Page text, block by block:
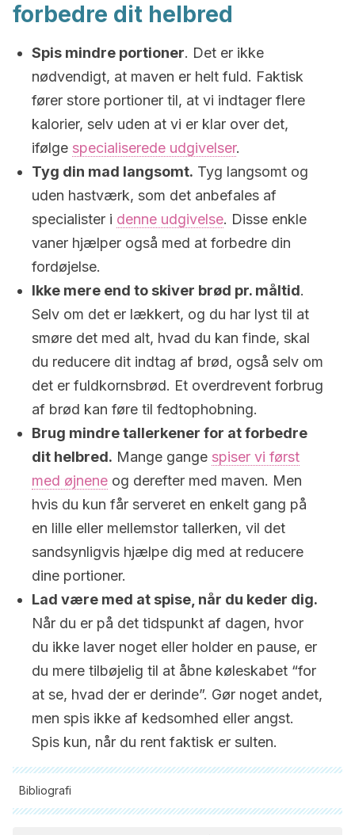
forbedre dit helbred
Spis mindre portioner. Det er ikke
nødvendigt, at maven er helt fuld. Faktisk
fører store portioner til, at vi indtager flere
kalorier, selv uden at vi er klar over det,
ifølge specialiserede udgivelser.
Tyg din mad langsomt. Tyg langsomt og
uden hastværk, som det anbefales af
specialister i denne udgivelse. Disse enkle
vaner hjælper også med at forbedre din
fordøjelse.
Ikke mere end to skiver brød pr. måltid.
Selv om det er lækkert, og du har lyst til at
smøre det med alt, hvad du kan finde, skal
du reducere dit indtag af brød, også selv om
det er fuldkornsbrød. Et overdrevent forbrug
af brød kan føre til fedtophobning.
Brug mindre tallerkener for at forbedre
dit helbred. Mange gange spiser vi først
med øjnene og derefter med maven. Men
hvis du kun får serveret en enkelt gang på
en lille eller mellemstor tallerken, vil det
sandsynligvis hjælpe dig med at reducere
dine portioner.
Lad være med at spise, når du keder dig.
Når du er på det tidspunkt af dagen, hvor
du ikke laver noget eller holder en pause, er
du mere tilbøjelig til at åbne køleskabet “for
at se, hvad der er derinde”. Gør noget andet,
men spis ikke af kedsomhed eller angst.
Spis kun, når du rent faktisk er sulten.
Bibliografi
Alle citerede kilder blev grundigt gennemgået af vores team